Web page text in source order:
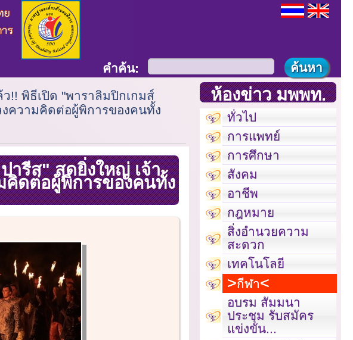
คำค้น:
ว!! พิธีเปิด "พาราลิมปิกเกมส์
ความคิดต่อผู้พิการของคนทั้ง
ารีส" สุดยิ่งใหญ่ เจ้า
คิดต่อผู้พิการของคนทั้ง
ห้องข่าว มพพท.
ทั่วไป
การแพทย์
การศึกษา
สังคม
อาชีพ
กฎหมาย
สิ่งอำนวยความ
สะดวก
เทคโนโลยี
กีฬา
อบรม สัมมนา
ประชุม รับสมัคร
แข่งขัน...